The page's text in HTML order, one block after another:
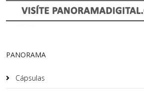
PANORAMA
Cápsulas